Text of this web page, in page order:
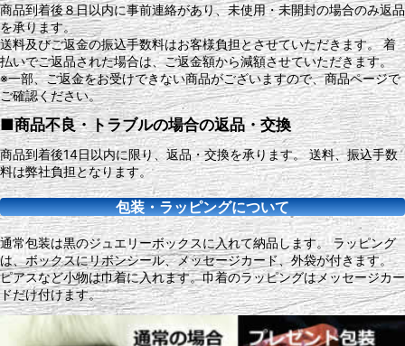
商品到着後８日以内に事前連絡があり、未使用・未開封の場合のみ返品
を承ります。
送料及びご返金の振込手数料はお客様負担とさせていただきます。 着
払いでご返品された場合は、ご返金額から減額させていただきます。
※一部、ご返金をお受けできない商品がございますので、商品ページで
ご確認ください。
■商品不良・トラブルの場合の返品・交換
商品到着後14日以内に限り、返品・交換を承ります。 送料、振込手数
料は弊社負担となります。
包装・ラッピングについて
通常包装は黒のジュエリーボックスに入れて納品します。 ラッピング
は、ボックスにリボンシール、メッセージカード、外袋が付きます。
ピアスなど小物は巾着に入れます。巾着のラッピングはメッセージカー
ドだけ付けます。